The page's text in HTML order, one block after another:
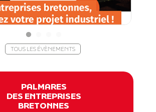
TOUS LES ÉVÈNEMENTS
PALMARES
DES ENTREPRISES
BRETONNES